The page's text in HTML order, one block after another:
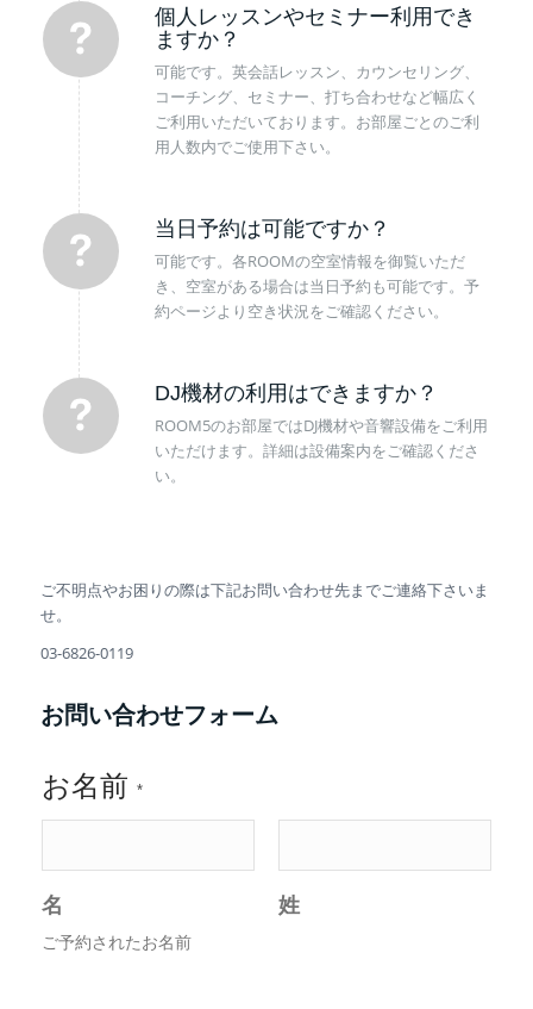
個人レッスンやセミナー利用でき
ますか？
可能です。英会話レッスン、カウンセリング、
コーチング、セミナー、打ち合わせなど幅広く
ご利用いただいております。お部屋ごとのご利
用人数内でご使用下さい。
当日予約は可能ですか？
可能です。各ROOMの空室情報を御覧いただ
き、空室がある場合は当日予約も可能です。予
約ページより空き状況をご確認ください。
DJ機材の利用はできますか？
ROOM5のお部屋ではDJ機材や音響設備をご利用
いただけます。詳細は設備案内をご確認くださ
い。
ご不明点やお困りの際は下記お問い合わせ先までご連絡下さいま
せ。
03-6826-0119
お問い合わせフォーム
お名前 *
名 姓
ご予約されたお名前